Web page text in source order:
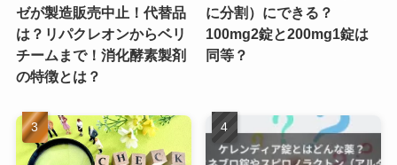
ゼが製造販売中止！代替品
は？リパクレオンからベリ
チームまで！消化酵素製剤
の特徴とは？
に分割）にできる？
100mg2錠と200mg1錠は
同等？